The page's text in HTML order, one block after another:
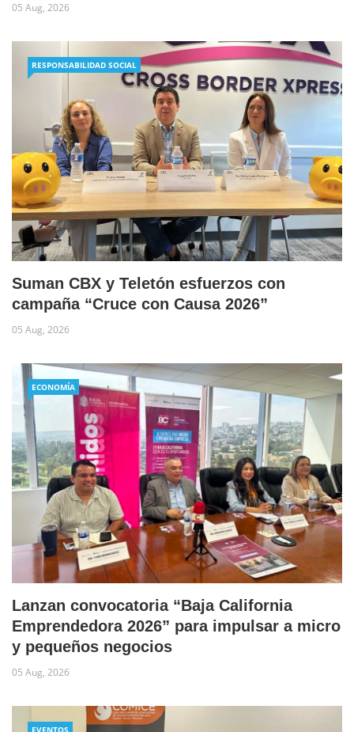
05 Aug, 2026
RESPONSABILIDAD SOCIAL
Suman CBX y Teletón esfuerzos con
campaña “Cruce con Causa 2026”
05 Aug, 2026
ECONOMÍA
Lanzan convocatoria “Baja California
Emprendedora 2026” para impulsar a micro
y pequeños negocios
05 Aug, 2026
EVENTOS